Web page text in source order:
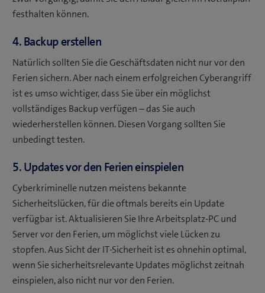
festhalten können.
4. Backup erstellen
Natürlich sollten Sie die Geschäftsdaten nicht nur vor den
Ferien sichern. Aber nach einem erfolgreichen Cyberangriff
ist es umso wichtiger, dass Sie über ein möglichst
vollständiges Backup verfügen – das Sie auch
wiederherstellen können. Diesen Vorgang sollten Sie
unbedingt testen.
5. Updates vor den Ferien einspielen
Cyberkriminelle nutzen meistens bekannte
Sicherheitslücken, für die oftmals bereits ein Update
verfügbar ist. Aktualisieren Sie Ihre Arbeitsplatz-PC und
Server vor den Ferien, um möglichst viele Lücken zu
stopfen. Aus Sicht der IT-Sicherheit ist es ohnehin optimal,
wenn Sie sicherheitsrelevante Updates möglichst zeitnah
einspielen, also nicht nur vor den Ferien.